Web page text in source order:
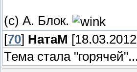
(с) А. Блок.
[70] НатаМ
Тема стала